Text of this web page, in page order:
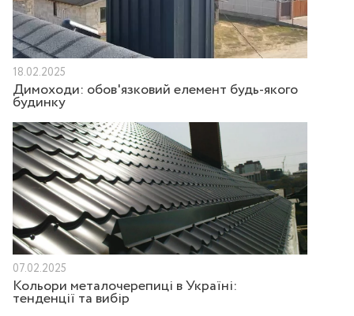
18.02.2025
Димоходи: обов'язковий елемент будь-якого
будинку
07.02.2025
Кольори металочерепиці в Україні:
тенденції та вибір